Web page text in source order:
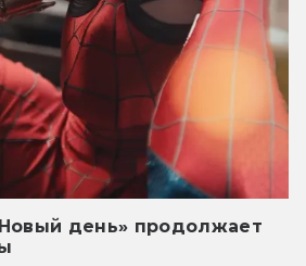
день» продолжает